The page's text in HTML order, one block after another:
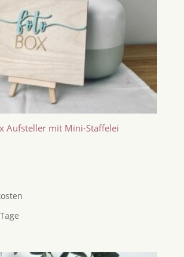
Aufsteller mit Mini-Staffelei